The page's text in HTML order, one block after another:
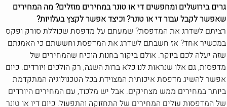
גרים בירושלים ומחפשים די או טונר במחירים מוזלים? מה המחירים
שאפשר לקבל עבור די או טונר? וכיצד אפשר לקצץ בעלויות?
רציתם לשדרג את המדפסת? שמעתם על מדפסת שכוללת סורק ופקס
במכשיר אחד? אז חשבתם לשדרג את המדפסת וחששתם כי האמנתם
שזה יעלה לכם ביוקר. אולם ביקור בחנות הוכיח שהמחירים של
מדפסות, גם אלו שנראות לנו כלא ברות השגה, רק הולכים ויורדים. כיום
אפשר להשיג מדפסת איכותית המצוידת בכל הטכנולוגיה המתקדמת
ביותר במחירים ממש מצחיקים. אבל יש מלכוד, עם המחירים היורדים
של המדפסות עולים המחירים של התחזוקה והתפעול. כיום דיו או טונר